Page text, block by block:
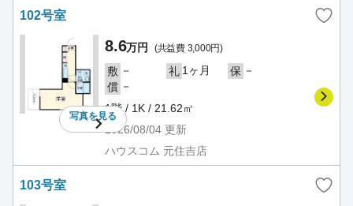
102号室
写真を見る
8.6万円 (共益費 3,000円)
敷 － 礼 1ヶ月 保 －
償 －
1階 / 1K / 21.62㎡
2026/08/04 更新
ハウスコム 元住吉店
103号室